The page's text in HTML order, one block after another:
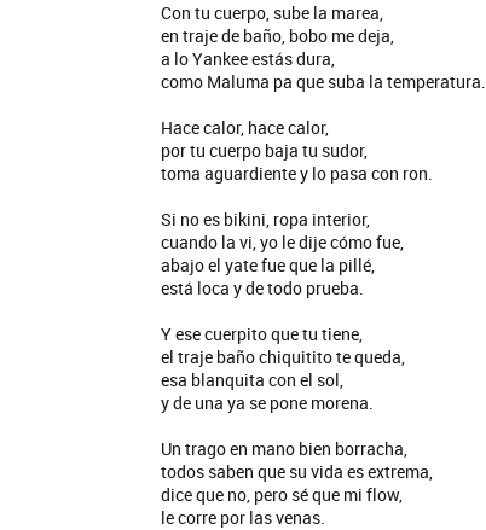
Con tu cuerpo, sube la marea,
en traje de baño, bobo me deja,
a lo Yankee estás dura,
como Maluma pa que suba la temperatura.
Hace calor, hace calor,
por tu cuerpo baja tu sudor,
toma aguardiente y lo pasa con ron.
Si no es bikini, ropa interior,
cuando la vi, yo le dije cómo fue,
abajo el yate fue que la pillé,
está loca y de todo prueba.
Y ese cuerpito que tu tiene,
el traje baño chiquitito te queda,
esa blanquita con el sol,
y de una ya se pone morena.
Un trago en mano bien borracha,
todos saben que su vida es extrema,
dice que no, pero sé que mi flow,
le corre por las venas.